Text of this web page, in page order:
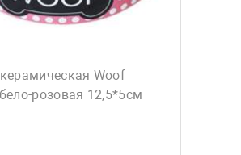
Woof
розовая 12,5*5см